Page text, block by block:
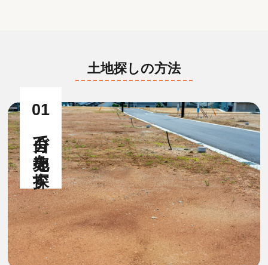
土地探しの方法
01
自分で売地を探す